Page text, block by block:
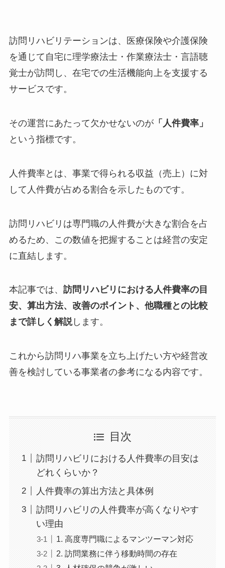
訪問リハビリテーションは、医療保険や介護保険
を通じて自宅に理学療法士・作業療法士・言語聴
覚士が訪問し、在宅での生活機能向上を支援する
サービスです。
その運営にあたって欠かせないのが「人件費率」
という指標です。
人件費率とは、事業で得られる収益（売上）に対
して人件費が占める割合を示したものです。
訪問リハビリは専門職の人件費が大きな割合を占
めるため、この数値を把握することは経営の安定
に直結します。
本記事では、 訪問リハビリにおける人件費率の目
安、算出方法、改善のポイント、他職種との比較
まで詳しく解説します。
これから訪問リハ事業を立ち上げたい方や経営改
善を検討している事業者の参考になる内容です。
目次
訪問リハビリにおける人件費率の目安は
どれくらいか？
人件費率の算出方法と具体例
訪問リハビリの人件費率が高くなりやす
い理由
1. 高度専門職によるマンツーマン対応
2. 訪問業務に伴う移動時間の存在